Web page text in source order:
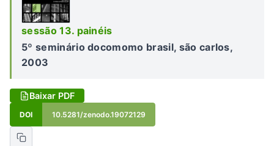
sessão 13. painéis
5º seminário docomomo brasil, são carlos,
2003
Baixar PDF
DOI 10.5281/zenodo.19072129